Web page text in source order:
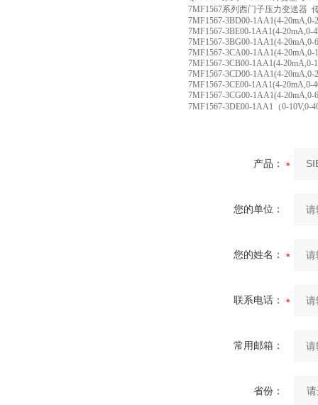
7MF1567系列西门子压力变送器
7MF1567-3BD00-1AA1(4-20mA,0-
7MF1567-3BE00-1AA1(4-20mA,0-
7MF1567-3BG00-1AA1(4-20mA,0-
7MF1567-3CA00-1AA1(4-20mA,0-
7MF1567-3CB00-1AA1(4-20mA,0-
7MF1567-3CD00-1AA1(4-20mA,0-
7MF1567-3CE00-1AA1(4-20mA,0-
7MF1567-3CG00-1AA1(4-20mA,0-
7MF1567-3DE00-1AA1（0-10V,0-
产品：
您的单位：
您的姓名：
联系电话：
常用邮箱：
省份：